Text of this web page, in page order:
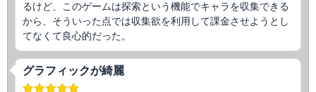
るけど、このゲームは探索という機能でキャラを収集できる
から、そういった点では収集欲を利用して課金させようとし
てなくて良心的だった。
グラフィックが綺麗